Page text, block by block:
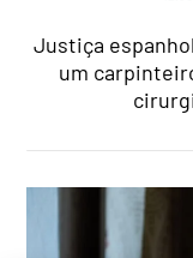
Justiça
um